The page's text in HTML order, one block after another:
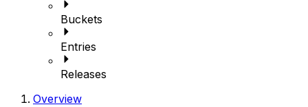
Buckets
Entries
Releases
Overview